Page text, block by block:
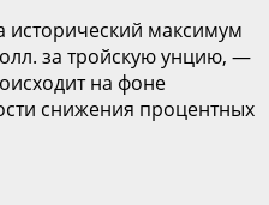
исторический максимум
за тройскую унцию, —
на фоне
снижения процентных